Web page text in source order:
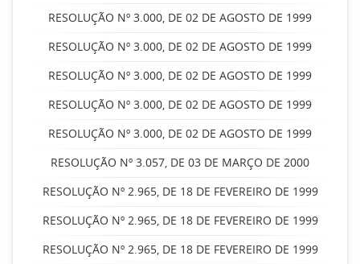
RESOLUÇÃO Nº 3.000, DE 02 DE AGOSTO DE 1999
RESOLUÇÃO Nº 3.000, DE 02 DE AGOSTO DE 1999
RESOLUÇÃO Nº 3.000, DE 02 DE AGOSTO DE 1999
RESOLUÇÃO Nº 3.000, DE 02 DE AGOSTO DE 1999
RESOLUÇÃO Nº 3.000, DE 02 DE AGOSTO DE 1999
RESOLUÇÃO Nº 3.057, DE 03 DE MARÇO DE 2000
RESOLUÇÃO Nº 2.965, DE 18 DE FEVEREIRO DE 1999
RESOLUÇÃO Nº 2.965, DE 18 DE FEVEREIRO DE 1999
RESOLUÇÃO Nº 2.965, DE 18 DE FEVEREIRO DE 1999